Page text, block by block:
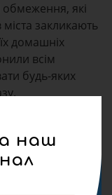
які
закликають
домашніх
всім
будь-яких
наш